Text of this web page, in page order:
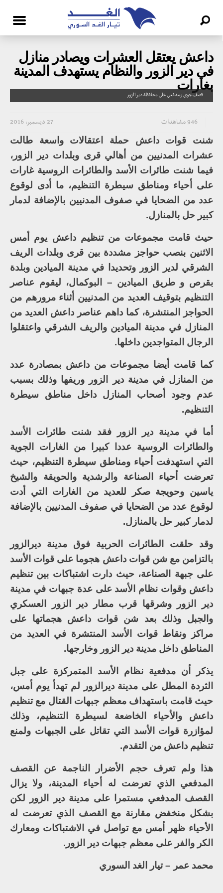
داعش يعتقل العشرات ويصادر منازل
في دير الزور والنظام يستهدف المدينة
بغارات
قصف جوي ومدفعي على محافظة دير الزور
27 ديسمبر، 2016 946 مشاهدات
شنت قوات داعش حملة اعتقالات واسعة طالت
عشرات المدنيين من أهالي قرى وبلدات دير الزور،
فيما شنت طائرات الأسد والطائرات الروسية غارات
على أحياء ومناطق سيطرة التنظيم، ما أدى لوقوع
عدد من الضحايا في صفوف المدنيين بالإضافة لدمار
كبير حل بالمنازل.
حيث قامت مجموعات من تنظيم داعش يوم أمس
الاثنين بنصب حواجز مشددة بين قرى وبلدات الريف
الشرقي لدير الزور وتحديدا في مدينة الميادين وبلدة
بقرص و طريق الميادين – البوكمال، ليقوم عناصر
التنظيم بتوقيف العديد من المدنيين أثناء مرورهم من
الحواجز المنتشرة، كما داهم عناصر داعش العديد من
المنازل في مدينة الميادين والريف الشرقي واعتقلوا
الرجال المتواجدين داخلها.
كما قامت أيضا مجموعات من داعش بمصادرة عدد
من المنازل في مدينة دير الزور وريفها وذلك بسبب
عدم وجود أصحاب المنازل داخل مناطق سيطرة
التنظيم.
أما في مدينة دير الزور فقد شنت طائرات الأسد
والطائرات الروسية عددا كبيرا من الغارات الجوية
التي استهدفت أحياء ومناطق سيطرة التنظيم، حيث
تعرضت أحياء الصناعة والرشدية والحويقة والشيخ
ياسين وحويجة صكر للعديد من الغارات التي أدت
لوقوع عدد من الضحايا في صفوف المدنيين بالإضافة
لدمار كبير حل بالمنازل.
وقد حلقت الطائرات الحربية فوق مدينة ديرالزور
بالتزامن مع شن قوات داعش هجوما على قوات الأسد
على جبهة الصناعة، حيث دارت اشتباكات بين تنظيم
داعش وقوات نظام الأسد على عدة جبهات في مدينة
دير الزور وشرقها قرب مطار دير الزور العسكري
والجبل وذلك بعد شن قوات داعش هجماتها على
مراكز ونقاط قوات الأسد المنتشرة في العديد من
المناطق داخل مدينة دير الزور وخارجها.
يذكر أن مدفعية نظام الأسد المتمركزة على جبل
الثردة المطل على مدينة ديرالزور لم تهدأ يوم أمس،
حيث قامت باستهداف معظم جبهات القتال مع تنظيم
داعش والأحياء الخاضعة لسيطرة التنظيم، وذلك
لمؤازرة قوات الأسد التي تقاتل على الجبهات ولمنع
تنظيم داعش من التقدم.
هذا ولم تعرف حجم الأضرار الناجمة عن القصف
المدفعي الذي تعرضت له أحياء المدينة، ولا يزال
القصف المدفعي مستمرا على مدينة دير الزور لكن
بشكل منخفض مقارنة مع القصف الذي تعرضت له
الأحياء ظهر أمس مع تواصل في الاشتباكات ومعارك
الكر والفر على معظم جبهات دير الزور.
محمد عمر – تيار الغد السوري